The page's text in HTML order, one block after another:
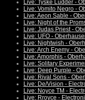
Live: Tyske Ludder -
Live: Vomito Negro -
Live: Aeon Sable -
Live: Night of the
Live: Judas Priest -
Live: UFO -
Live: Nightwish -
Live: Arch Enemy -
Live: Amorphis -
Live: Solitary
Live: Deep Purple -
Live: Rival Sons -
Live: De/Vision -
Live: Noyce TM -
Live: Rroyce -